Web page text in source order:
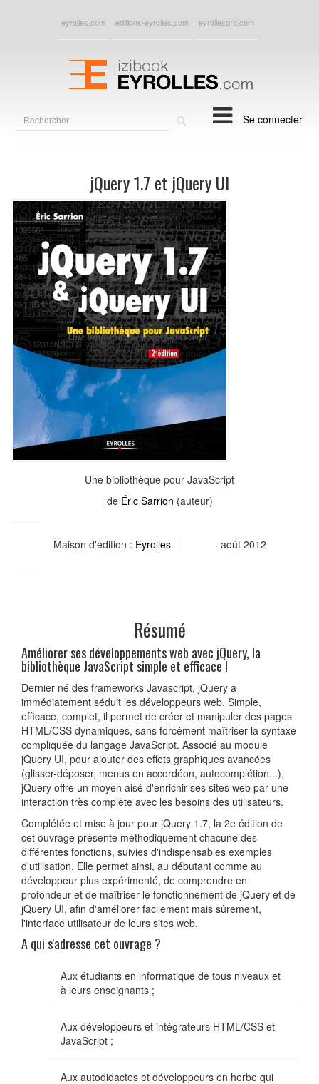
eyrolles.com editions-eyrolles.com eyrollespro.com
Se connecter
jQuery 1.7 et jQuery UI
Une bibliothèque pour JavaScript
de Éric Sarrion (auteur)
Maison d'édition : Eyrolles août 2012
Résumé
Améliorer ses développements web avec jQuery, la
bibliothèque JavaScript simple et efficace !
Dernier né des frameworks Javascript, jQuery a
immédiatement séduit les développeurs web. Simple,
efficace, complet, il permet de créer et manipuler des pages
HTML/CSS dynamiques, sans forcément maîtriser la syntaxe
compliquée du langage JavaScript. Associé au module
jQuery UI, pour ajouter des effets graphiques avancées
(glisser-déposer, menus en accordéon, autocomplétion...),
jQuery offre un moyen aisé d'enrichir ses sites web par une
interaction très complète avec les besoins des utilisateurs.
Complétée et mise à jour pour jQuery 1.7, la 2e édition de
cet ouvrage présente méthodiquement chacune des
différentes fonctions, suivies d'indispensables exemples
d'utilisation. Elle permet ainsi, au débutant comme au
développeur plus expérimenté, de comprendre en
profondeur et de maîtriser le fonctionnement de jQuery et de
jQuery UI, afin d'améliorer facilement mais sûrement,
l'interface utilisateur de leurs sites web.
A qui s'adresse cet ouvrage ?
Aux étudiants en informatique de tous niveaux et
à leurs enseignants ;
Aux développeurs et intégrateurs HTML/CSS et
JavaScript ;
Aux autodidactes et développeurs en herbe qui